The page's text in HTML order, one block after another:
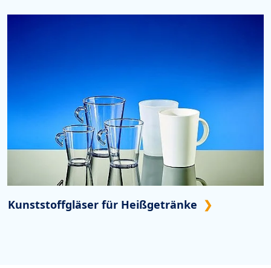
Kunststoffgläser für Heißgetränke